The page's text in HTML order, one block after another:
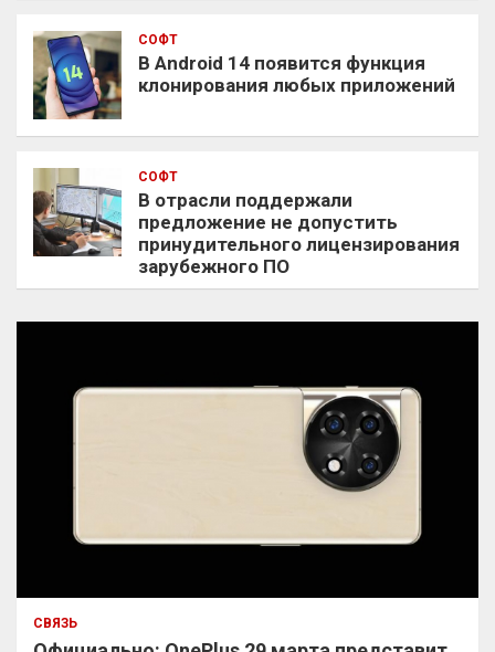
СОФТ
В Android 14 появится функция
клонирования любых приложений
СОФТ
В отрасли поддержали
предложение не допустить
принудительного лицензирования
зарубежного ПО
СВЯЗЬ